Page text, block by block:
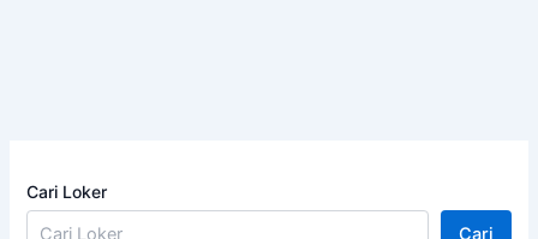
Cari Loker
Cari